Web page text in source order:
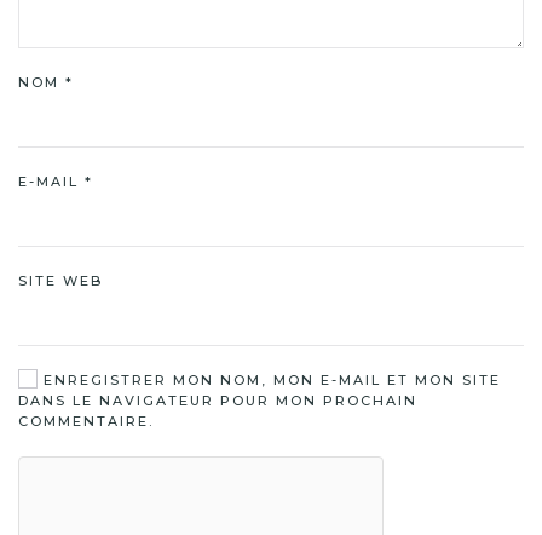
NOM *
E-MAIL *
SITE WEB
ENREGISTRER MON NOM, MON E-MAIL ET MON SITE
DANS LE NAVIGATEUR POUR MON PROCHAIN
COMMENTAIRE.